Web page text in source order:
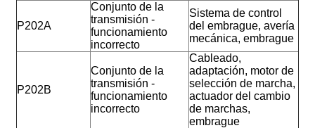
P202A
Conjunto de la
transmisión -
funcionamiento
incorrecto
Sistema de control
del embrague, avería
mecánica, embrague
P202B
Conjunto de la
transmisión -
funcionamiento
incorrecto
Cableado,
adaptación, motor de
selección de marcha,
actuador del cambio
de marchas,
embrague